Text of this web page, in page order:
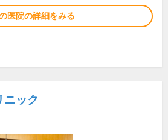
医院の詳細をみる
ニック